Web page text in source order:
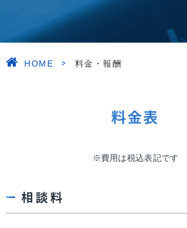
HOME > 料金・報酬
料金表
※費用は税込表記です
相談料